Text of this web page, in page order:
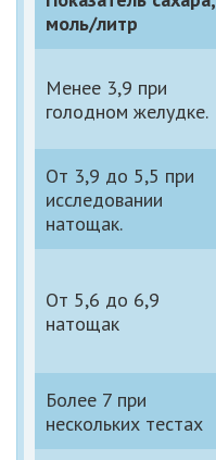
моль/литр
Менее 3,9 при
голодном желудке.
От 3,9 до 5,5 при
исследовании
натощак.
От 5,6 до 6,9
натощак
Более 7 при
нескольких тестах